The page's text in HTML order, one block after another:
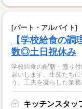
[パート・アルバイト]
【学校給食の
数◎土日祝休み
学校給食の配膳・盛り
願いします。生徒たち
う、工夫を凝らした業
キッチンスタッ